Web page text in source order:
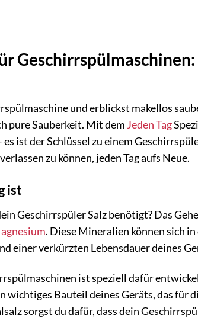
und erblickst makellos
pure Sauberkeit. Mit dem Jeden Tag
es ist der Schlüssel zu einem
zu können, jeden Tag aufs Neue.
ist
Geschirrspüler Salz benötigt? Das
. Diese Mineralien können sich
einer verkürzten Lebensdauer deines
ist speziell dafür
wichtiges Bauteil deines Geräts, das
sorgst du dafür, dass dein